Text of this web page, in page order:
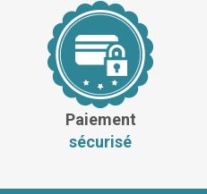
Paiement
sécurisé